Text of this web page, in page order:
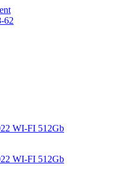
62